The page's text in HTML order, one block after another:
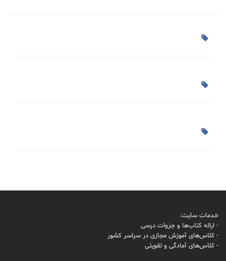
خدمات سایت:
- ارائه کتاب‌ها و جزوات درسی
- کلاس‌های آموزش مجازی در سراسر کشور
- کلاس‌های آمادگی و تقویتی